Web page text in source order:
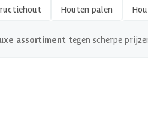
Houten palen
assortiment tegen scherpe